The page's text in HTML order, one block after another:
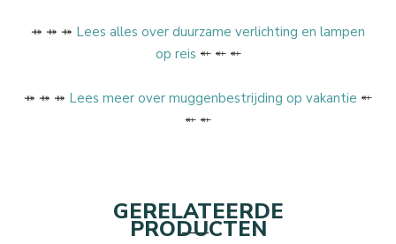
⤀ ⤀ ⤀ Lees alles over duurzame verlichting en lampen
op reis ⬴ ⬴ ⬴
⤀ ⤀ ⤀ Lees meer over muggenbestrijding op vakantie ⬴
⬴ ⬴
GERELATEERDE
PRODUCTEN